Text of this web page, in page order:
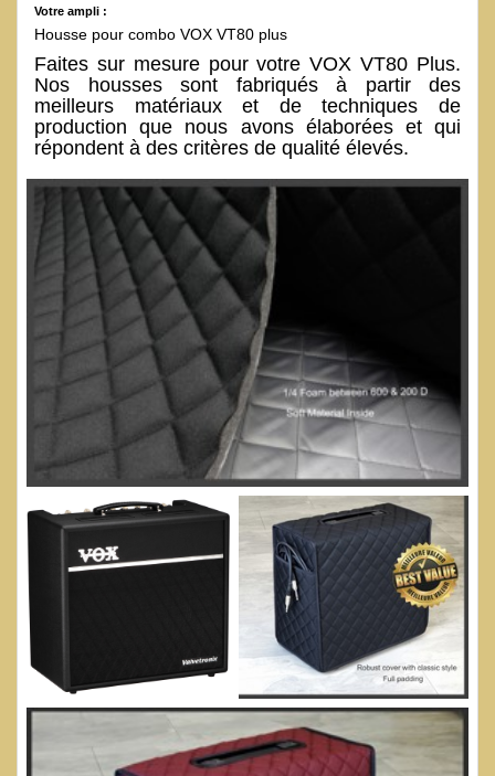
Votre ampli :
Housse pour combo VOX VT80 plus
Faites sur mesure pour votre VOX VT80 Plus.
Nos housses sont fabriqués à partir des
meilleurs matériaux et de techniques de
production que nous avons élaborées et qui
répondent à des critères de qualité élevés.